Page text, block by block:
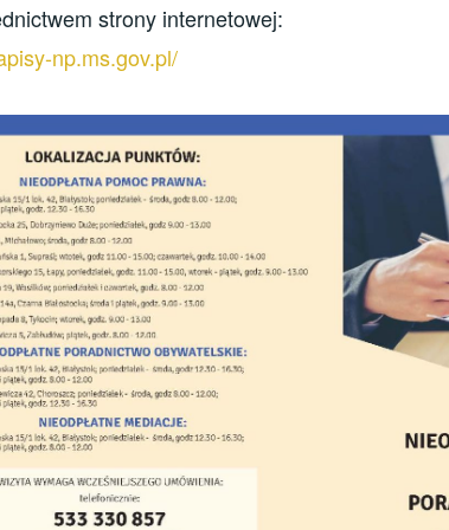
strony internetowej:
np.ms.gov.pl/